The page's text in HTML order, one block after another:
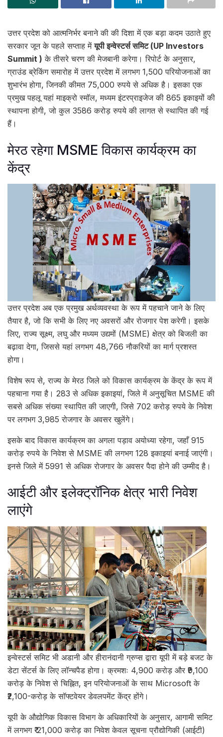
उत्तर प्रदेश को आत्मनिर्भर बनाने की की दिशा में एक बड़ा कदम उठाते हुए
सरकार जून के पहले सप्ताह मेंयूपी इन्वेस्टर्स समिट (UP Investors
Summit ) के तीसरे चरण की मेजबानी करेगा। रिपोर्ट के अनुसार,
ग्राउंड ब्रेकिंग समारोह में उत्तर प्रदेश में लगभग 1,500 परियोजनाओं का
शुभारंभ होगा, जिनकी कीमत 75,000 रुपये से अधिक है। इसका एक
प्रमुख पहलू यहां माइक्रो स्मॉल, मध्यम इंटरप्राइजेज की 865 इकाइयों की
स्थापना होगी, जो कुल 3586 करोड़ रुपये की लागत से स्थापित की गई
हैं।
मेरठ रहेगा MSME विकास कार्यक्रम का
केंद्र
उत्तर प्रदेश अब एक प्रमुख अर्थव्यवस्था के रूप में पहचाने जाने के लिए
तैयार है, जो कि सभी के लिए नए अवसरों और रोजगार पेश करेगी। इसके
लिए, राज्य सूक्ष्म, लघु और मध्यम उद्यमों (MSME) क्षेत्र को बिजली का
बढ़ावा देगा, जिससे यहां लगभग 48,766 नौकरियों का मार्ग प्रशस्त
होगा।
विशेष रूप से, राज्य के मेरठ जिले को विकास कार्यक्रम के केंद्र के रूप में
पहचाना गया है। 283 से अधिक इकाइयां, जिले में अनुसूचित MSME की
सबसे अधिक संख्या स्थापित की जाएगी, जिसे 702 करोड़ रुपये के निवेश
पर लगभग 3,985 रोजगार के अवसर खुलेंगे।
इसके बाद विकास कार्यक्रम का अगला पड़ाव अयोध्या रहेगा, जहाँ 915
करोड़ रुपये के निवेश से MSME की लगभग 128 इकाइयां बनाई जाएंगी।
इनसे जिले में 5991 से अधिक रोजगार के अवसर पैदा होने की उम्मीद है।
आईटी और इलेक्ट्रॉनिक क्षेत्र भारी निवेश
लाएंगे
इन्वेस्टर्स समिट भी अडानी और हीरानंदानी ग्रुप्स द्वारा यूपी में बड़े बजट के
डेटा सेंटर्स के लिए लॉन्चपैड होगा। क्रमशः 4,900 करोड़ और ₹9,100
करोड़ के निवेश से चिह्नित, इन परियोजनाओं के साथ Microsoft के
₹2,100-करोड़ के सॉफ्टवेयर डेवलपमेंट केंद्र होंगे।
यूपी के औद्योगिक विकास विभाग के अधिकारियों के अनुसार, आगामी समिट
में लगभग ₹ 21,000 करोड़ का निवेश केवल सूचना प्रौद्योगिकी (आईटी)